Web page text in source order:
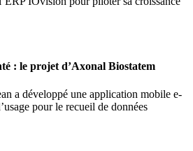
: le projet d’Axonal Biostatem
a développé une application mobile e-
pour le recueil de données